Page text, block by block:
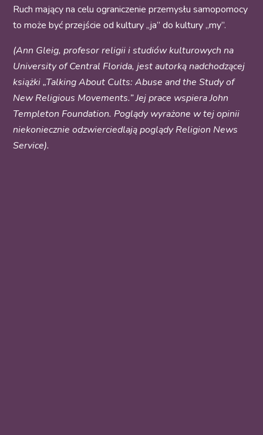
Ruch mający na celu ograniczenie przemysłu samopomocy
to może być przejście od kultury „ja” do kultury „my”.
(Ann Gleig, profesor religii i studiów kulturowych na
University of Central Florida, jest autorką nadchodzącej
książki „Talking About Cults: Abuse and the Study of
New Religious Movements.” Jej prace wspiera John
Templeton Foundation. Poglądy wyrażone w tej opinii
niekoniecznie odzwierciedlają poglądy Religion News
Service).